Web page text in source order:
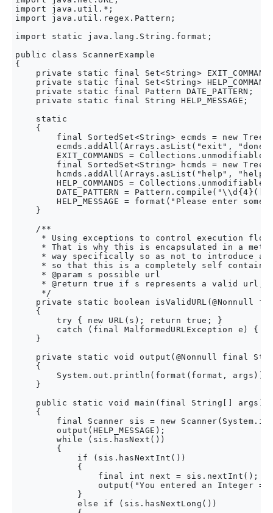
import java.util.*;
import java.util.regex.Pattern;
import static java.lang.String.format;
public class ScannerExample
{
private static final Set<String>
private static final Set<String>
    private static final Pattern DATE_PATTERN;
    private static final String HELP_MESSAGE;
    static
    {
final SortedSet<String> ecmds = new
ecmds.addAll(Arrays.asList("exit",
EXIT_COMMANDS =
final SortedSet<String> hcmds = new
hcmds.addAll(Arrays.asList("help",
HELP_COMMANDS =
DATE_PATTERN =
HELP_MESSAGE = format("Please enter some
    }
    /**
* Using exceptions to control execution flow
* That is why this is encapsulated in a
* way specifically so as not to introduce
* so that this is a completely self
     * @param s possible url
* @return true if s represents a valid url,
     */
private static boolean isValidURL(@Nonnull
    {
        try { new URL(s); return true; }
catch (final MalformedURLException e) {
    }
private static void output(@Nonnull final
    {
        System.out.println(format(format, args));
    }
    public static void main(final String[] args)
    {
final Scanner sis = new
        output(HELP_MESSAGE);
        while (sis.hasNext())
        {
            if (sis.hasNextInt())
            {
                final int next = sis.nextInt();
output("You entered an Integer =
            }
            else if (sis.hasNextLong())